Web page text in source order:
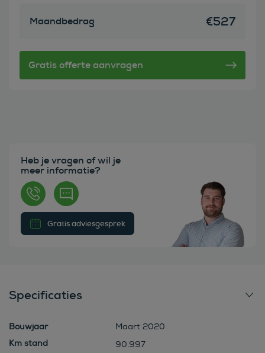
Maandbedrag €527
Heb je vragen of wil je
meer informatie?
Gratis adviesgesprek
Specificaties
Bouwjaar
Maart 2020
90.997